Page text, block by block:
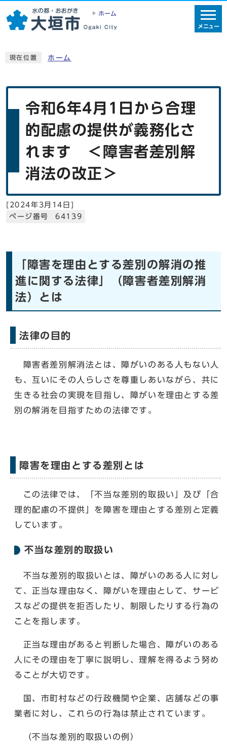
ホーム
メニュー
現在位置 ホーム
令和6年4月1日から合理
的配慮の提供が義務化さ
れます ＜障害者差別解
消法の改正＞
[ 2024年3月14日 ]
ページ番号 64139
「障害を理由とする差別の解消の推
進に関する法律」（障害者差別解消
法）とは
法律の目的
障害者差別解消法とは、障がいのある人もない人
も、互いにその人らしさを尊重しあいながら、共に
生きる社会の実現を目指し、障がいを理由とする差
別の解消を目指すための法律です。
障害を理由とする差別とは
この法律では、「不当な差別的取扱い」及び「合
理的配慮の不提供」を障害を理由とする差別と定義
しています。
不当な差別的取扱い
不当な差別的取扱いとは、障がいのある人に対し
て、正当な理由なく、障がいを理由として、サービ
スなどの提供を拒否したり、制限したりする行為の
ことを指します。
正当な理由があると判断した場合、障がいのある
人にその理由を丁寧に説明し、理解を得るよう努め
ることが大切です。
国、市町村などの行政機関や企業、店舗などの事
業者に対し、これらの行為は禁止されています。
（不当な差別的取扱いの例）